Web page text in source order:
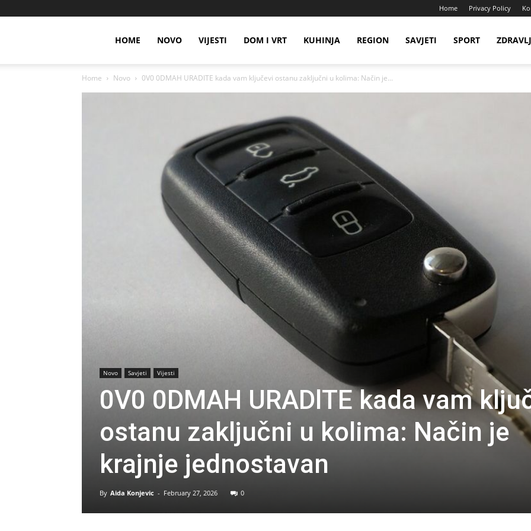
Home Privacy Policy
HOME NOVO VIJESTI DOM I VRT KUHINJA REGION SAVJETI SPORT
Home Novo 0V0 0DMAH URADlTE kada vam ključevi ostanu zaključni u kolima: Način je...
Novo Savjeti Vijesti
0V0 0DMAH URADlTE kada vam
ostanu zaključni u kolima: Način je
krajnje jednostavan
By Aida Konjevic - February 27, 2026 0